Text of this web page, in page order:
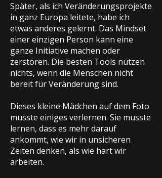
Später, als ich Veränderungsprojekte
in ganz Europa leitete, habe ich
etwas anderes gelernt. Das Mindset
einer einzigen Person kann eine
ganze Initiative machen oder
zerstören. Die besten Tools nützen
nichts, wenn die Menschen nicht
bereit für Veränderung sind.
Dieses kleine Mädchen auf dem Foto
musste einiges verlernen. Sie musste
lernen, dass es mehr darauf
ankommt, wie wir in unsicheren
Zeiten denken, als wie hart wir
arbeiten.